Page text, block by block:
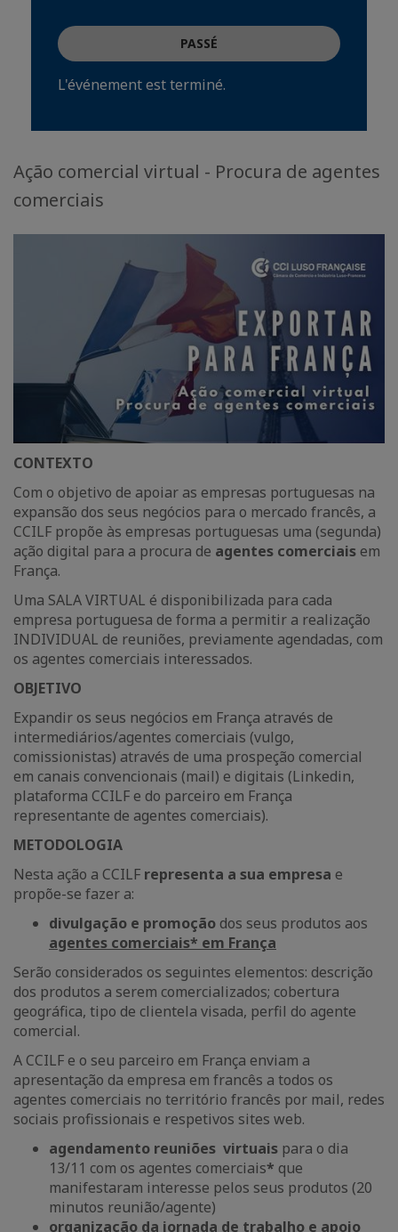
PASSÉ
L'événement est terminé.
Ação comercial virtual - Procura de agentes
comerciais
CONTEXTO
Com o objetivo de apoiar as empresas portuguesas na
expansão dos seus negócios para o mercado francês, a
CCILF propõe às empresas portuguesas uma (segunda)
ação digital para a procura de agentes comerciais em
França.
Uma SALA VIRTUAL é disponibilizada para cada
empresa portuguesa de forma a permitir a realização
INDIVIDUAL de reuniões, previamente agendadas, com
os agentes comerciais interessados.
OBJETIVO
Expandir os seus negócios em França através de
intermediários/agentes comerciais (vulgo,
comissionistas) através de uma prospeção comercial
em canais convencionais (mail) e digitais (Linkedin,
plataforma CCILF e do parceiro em França
representante de agentes comerciais).
METODOLOGIA
Nesta ação a CCILF representa a sua empresa e
propõe-se fazer a:
divulgação e promoçãodos seus produtos aos
agentes comerciais* em França
Serão considerados os seguintes elementos: descrição
dos produtos a serem comercializados; cobertura
geográfica, tipo de clientela visada, perfil do agente
comercial.
A CCILF e o seu parceiro em França enviam a
apresentação da empresa em francês a todos os
agentes comerciais no território francês por mail, redes
sociais profissionais e respetivos sites web.
agendamento reuniões virtuais para o dia
13/11 com os agentes comerciais* que
manifestaram interesse pelos seus produtos (20
minutos reunião/agente)
organização da jornada de trabalho e apoio